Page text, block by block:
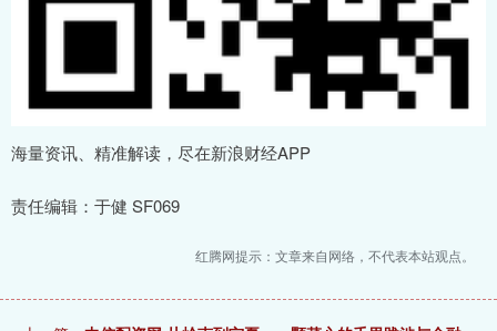
海量资讯、精准解读，尽在新浪财经APP
责任编辑：于健 SF069
红腾网提示：文章来自网络，不代表本站观点。